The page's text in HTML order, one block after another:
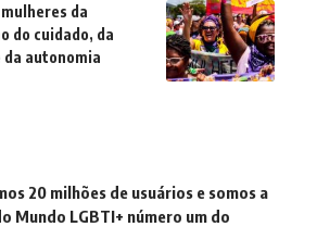
da
do cuidado, da
autonomia
20 milhões de usuários e somos a
Mundo LGBTI+ número um do